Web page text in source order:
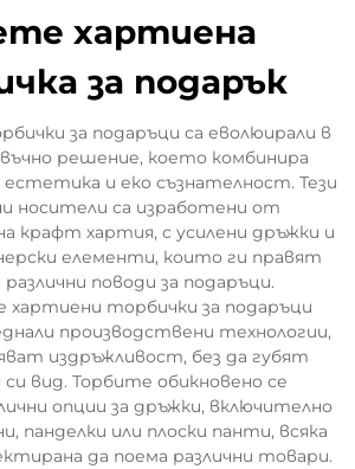
хартиена
за подарък
за подаръци са еволюирали в
решение, което комбинира
и еко съзнателност. Тези
носители са изработени от
крафт хартия, с усилени дръжки и
елементи, които ги правят
различни поводи за подаръци.
хартиени торбички за подаръци
производствени технологии,
издръжливост, без да губят
вид. Торбите обикновено се
опции за дръжки, включително
панделки или плоски панти, всяка
да поема различни товари.